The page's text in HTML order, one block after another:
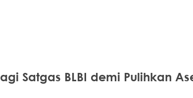
Satgas BLBI demi Pulihkan